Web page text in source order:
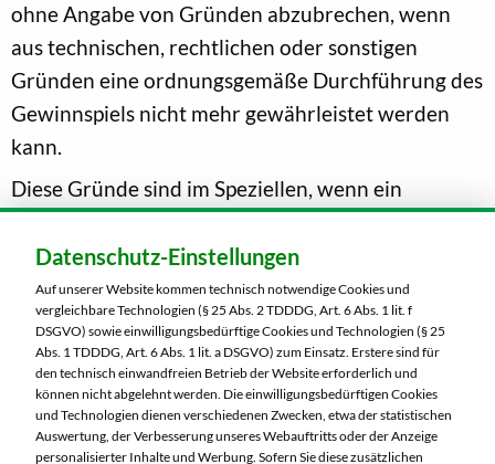
ohne Angabe von Gründen abzubrechen, wenn
aus technischen, rechtlichen oder sonstigen
Gründen eine ordnungsgemäße Durchführung des
Gewinnspiels nicht mehr gewährleistet werden
kann.
Diese Gründe sind im Speziellen, wenn ein
festgestellt wird oder eine ordnungsgemäße
Durchführung nicht mehr sichergestellt ist, dies
insbesondere beim Ausfall von Hard- oder
Software, bei Programmfehlern, Computerviren
oder bei nicht autorisierten Eingriffen von Dritten
sowie mechanischen, technischen oder rechtlichen
Problemen.
Datenschutz-Einstellungen
Auf unserer Website kommen technisch notwendige Cookies und
vergleichbare Technologien (§ 25 Abs. 2 TDDDG, Art. 6 Abs. 1 lit. f
DSGVO) sowie einwilligungsbedürftige Cookies und Technologien (§ 25
Abs. 1 TDDDG, Art. 6 Abs. 1 lit. a DSGVO) zum Einsatz. Erstere sind für
den technisch einwandfreien Betrieb der Website erforderlich und
können nicht abgelehnt werden. Die einwilligungsbedürftigen Cookies
und Technologien dienen verschiedenen Zwecken, etwa der statistischen
Auswertung, der Verbesserung unseres Webauftritts oder der Anzeige
personalisierter Inhalte und Werbung. Sofern Sie diese zusätzlichen